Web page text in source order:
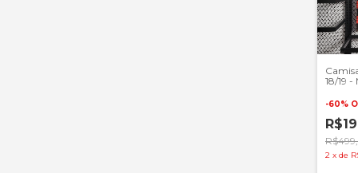
18/19
-60%
2 x de